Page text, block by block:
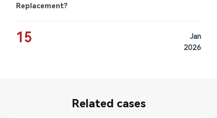
Replacement?
15
Jan
2026
Related cases